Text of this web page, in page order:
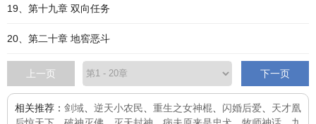
19、第十九章 双向任务
20、第二十章 地窖恶斗
上一页 下一页
相关推荐： 剑域 逆天小农民 重生之女神棍 闪婚后爱
天才凰